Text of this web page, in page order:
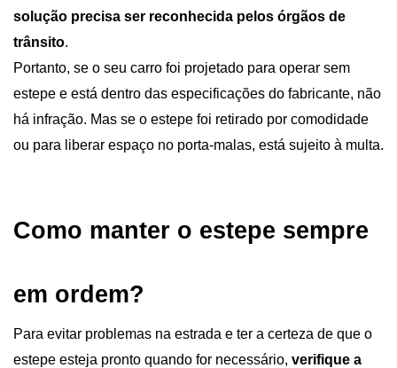
solução precisa ser reconhecida pelos órgãos de
trânsito.
Portanto, se o seu carro foi projetado para operar sem
estepe e está dentro das especificações do fabricante, não
há infração. Mas se o estepe foi retirado por comodidade
ou para liberar espaço no porta-malas, está sujeito à multa.
Como manter o estepe sempre
em ordem?
Para evitar problemas na estrada e ter a certeza de que o
estepe esteja pronto quando for necessário, verifique a